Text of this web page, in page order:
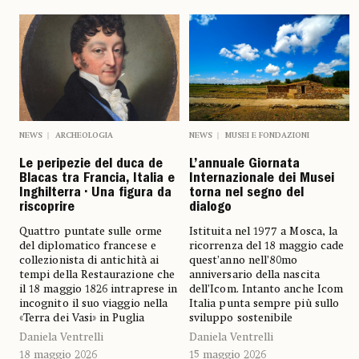
NEWS ARCHEOLOGIA
Le peripezie del duca de
Blacas tra Francia, Italia e
Inghilterra • Una figura da
riscoprire
Quattro puntate sulle orme
del diplomatico francese e
collezionista di antichità ai
tempi della Restaurazione che
il 18 maggio 1826 intraprese in
incognito il suo viaggio nella
«Terra dei Vasi» in Puglia
Daniela Ventrelli
18 maggio 2026
NEWS MUSEI E FONDAZIONI
L’annuale Giornata
Internazionale dei Musei
torna nel segno del
dialogo
Istituita nel 1977 a Mosca, la
ricorrenza del 18 maggio cade
quest’anno nell’80mo
anniversario della nascita
dell’Icom. Intanto anche Icom
Italia punta sempre più sullo
sviluppo sostenibile
Daniela Ventrelli
15 maggio 2026